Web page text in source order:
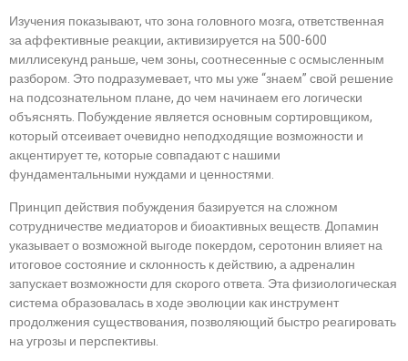
Изучения показывают, что зона головного мозга, ответственная
за аффективные реакции, активизируется на 500-600
миллисекунд раньше, чем зоны, соотнесенные с осмысленным
разбором. Это подразумевает, что мы уже “знаем” свой решение
на подсознательном плане, до чем начинаем его логически
объяснять. Побуждение является основным сортировщиком,
который отсеивает очевидно неподходящие возможности и
акцентирует те, которые совпадают с нашими
фундаментальными нуждами и ценностями.
Принцип действия побуждения базируется на сложном
сотрудничестве медиаторов и биоактивных веществ. Допамин
указывает о возможной выгоде покердом, серотонин влияет на
итоговое состояние и склонность к действию, а адреналин
запускает возможности для скорого ответа. Эта физиологическая
система образовалась в ходе эволюции как инструмент
продолжения существования, позволяющий быстро реагировать
на угрозы и перспективы.